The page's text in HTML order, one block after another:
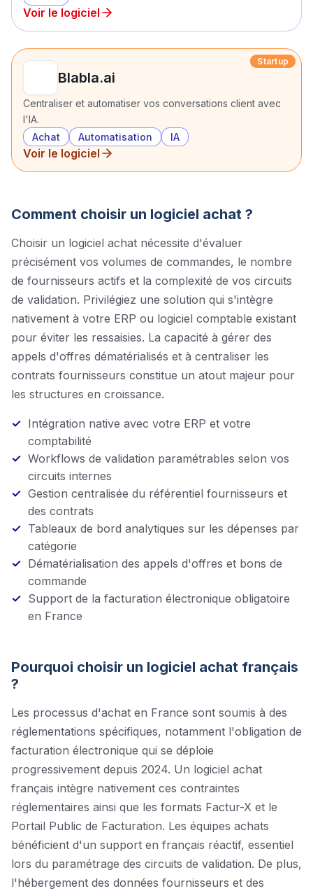
Voir le logiciel
Startup
Blabla.ai
Centraliser et automatiser vos conversations client avec
l'IA.
Achat
Automatisation IA
Voir le logiciel
Comment choisir un logiciel achat ?
Choisir un logiciel achat nécessite d'évaluer
précisément vos volumes de commandes, le nombre
de fournisseurs actifs et la complexité de vos circuits
de validation. Privilégiez une solution qui s'intègre
nativement à votre ERP ou logiciel comptable existant
pour éviter les ressaisies. La capacité à gérer des
appels d'offres dématérialisés et à centraliser les
contrats fournisseurs constitue un atout majeur pour
les structures en croissance.
Intégration native avec votre ERP et votre
comptabilité
Workflows de validation paramétrables selon vos
circuits internes
Gestion centralisée du référentiel fournisseurs et
des contrats
Tableaux de bord analytiques sur les dépenses par
catégorie
Dématérialisation des appels d'offres et bons de
commande
Support de la facturation électronique obligatoire
en France
Pourquoi choisir un logiciel achat français
?
Les processus d'achat en France sont soumis à des
réglementations spécifiques, notamment l'obligation de
facturation électronique qui se déploie
progressivement depuis 2024. Un logiciel achat
français intègre nativement ces contraintes
réglementaires ainsi que les formats Factur-X et le
Portail Public de Facturation. Les équipes achats
bénéficient d'un support en français réactif, essentiel
lors du paramétrage des circuits de validation. De plus,
l'hébergement des données fournisseurs et des